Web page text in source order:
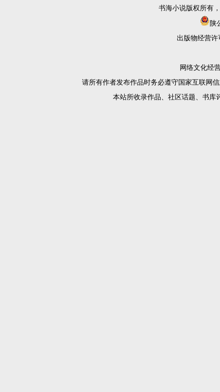
书海小说版权所有
陕
出版物经营许
网络文化经
请所有作者发布作品时务必遵守国家互联网
本站所收录作品、社区话题、书库